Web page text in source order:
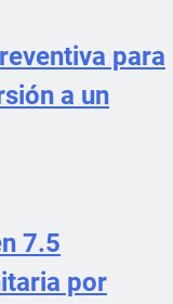
para
a un
7.5
por